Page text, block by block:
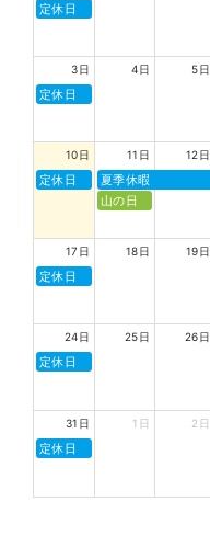
定休日
3日
定休日
4日 5日
10日
定休日
11日
夏季休暇
山の日
12日
17日
定休日
18日 19日
24日
定休日
25日 26日
31日
定休日
1日 2日